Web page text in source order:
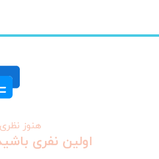
هنوز
اولین نفری